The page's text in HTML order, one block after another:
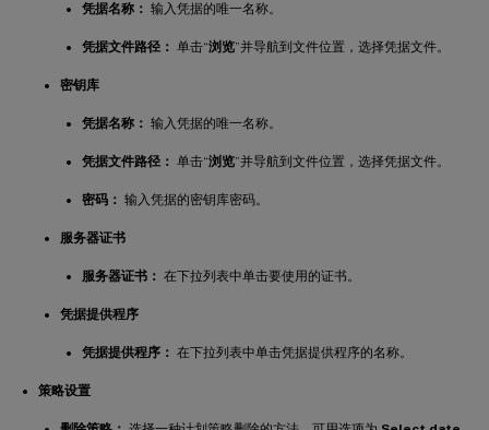
凭据名称： 输入凭据的唯一名称。
凭据文件路径： 单击“浏览”并导航到文件位置，选择凭据文件。
密钥库
凭据名称： 输入凭据的唯一名称。
凭据文件路径： 单击“浏览”并导航到文件位置，选择凭据文件。
密码： 输入凭据的密钥库密码。
服务器证书
服务器证书： 在下拉列表中单击要使用的证书。
凭据提供程序
凭据提供程序： 在下拉列表中单击凭据提供程序的名称。
策略设置